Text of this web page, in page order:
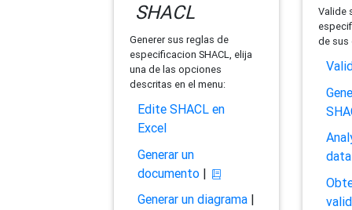
SHACL
Generer sus reglas de
especificacion SHACL, elija
una de las opciones
descritas en el menu:
Edite SHACL en
Excel
Generar un
documento|
Generar un diagrama|
Valide
de sus